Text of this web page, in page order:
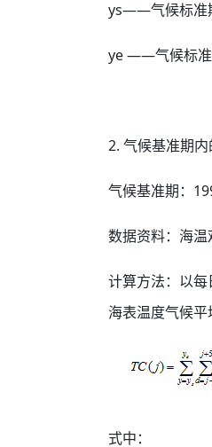
ys——气候标准
ye ——气候标准
2. 气候基准期
气候基准期：
数据资料：海
计算方法：以
海表温度气候平
式中：